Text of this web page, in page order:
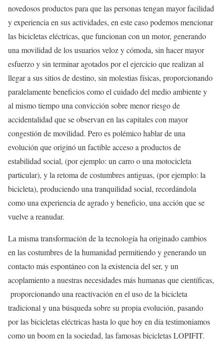
novedosos productos para que las personas tengan mayor facilidad
y experiencia en sus actividades, en este caso podemos mencionar
las bicicletas eléctricas, que funcionan con un motor, generando
una movilidad de los usuarios veloz y cómoda, sin hacer mayor
esfuerzo y sin terminar agotados por el ejercicio que realizan al
llegar a sus sitios de destino, sin molestias físicas, proporcionando
paralelamente beneficios como el cuidado del medio ambiente y
al mismo tiempo una convicción sobre menor riesgo de
accidentalidad que se observan en las capitales con mayor
congestión de movilidad. Pero es polémico hablar de una
evolución que originó un factible acceso a productos de
estabilidad social, (por ejemplo: un carro o una motocicleta
particular), y la retoma de costumbres antiguas, (por ejemplo: la
bicicleta), produciendo una tranquilidad social, recordándola
como una experiencia de agrado y beneficio, una acción que se
vuelve a reanudar.
La misma transformación de la tecnología ha originado cambios
en las costumbres de la humanidad permitiendo y generando un
contacto más espontáneo con la existencia del ser, y un
acoplamiento a nuestras necesidades más humanas que científicas,
proporcionando una reactivación en el usode la bicicleta
tradicional y una búsqueda sobre su propia evolución, pasando
por las bicicletas eléctricas hasta lo que hoy en día testimoniamos
como un boom en la sociedad, las famosas bicicletas LOPIFIT.